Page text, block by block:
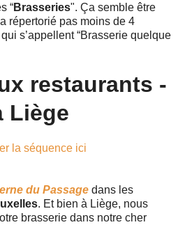
“Brasseries". Ça semble être
répertorié pas moins de 4
s’appellent “Brasserie quelque
restaurants -
Liège
la séquence ici
du Passage dans les
. Et bien à Liège, nous
brasserie dans notre cher